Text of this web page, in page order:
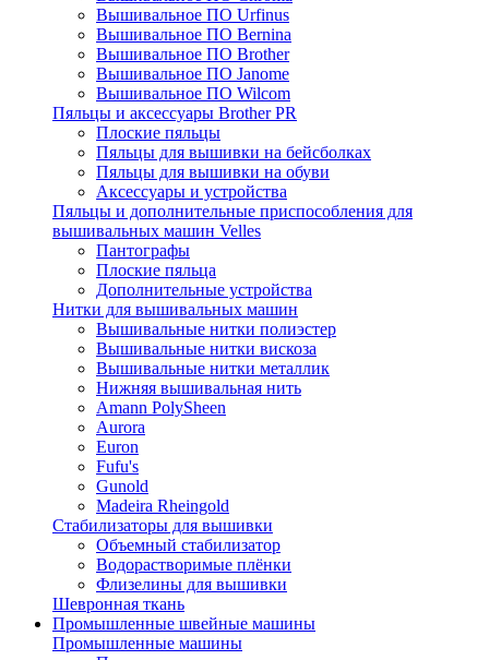
Вышивальное ПО Urfinus
Вышивальное ПО Bernina
Вышивальное ПО Brother
Вышивальное ПО Janome
Вышивальное ПО Wilcom
Пяльцы и аксессуары Brother PR
Плоские пяльцы
Пяльцы для вышивки на бейсболках
Пяльцы для вышивки на обуви
Аксессуары и устройства
Пяльцы и дополнительные приспособления для
вышивальных машин Velles
Пантографы
Плоские пяльца
Дополнительные устройства
Нитки для вышивальных машин
Вышивальные нитки полиэстер
Вышивальные нитки вискоза
Вышивальные нитки металлик
Нижняя вышивальная нить
Amann PolySheen
Aurora
Euron
Fufu's
Gunold
Madeira Rheingold
Стабилизаторы для вышивки
Объемный стабилизатор
Водорастворимые плёнки
Флизелины для вышивки
Шевронная ткань
Промышленные швейные машины
Промышленные машины